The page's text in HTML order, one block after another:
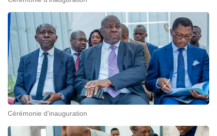
Cérémonie d'inauguration